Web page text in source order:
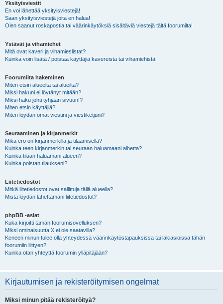
Yksityisviestit
En voi lähettää yksityisviestejä!
Saan yksityisviestejä joita en halua!
Olen saanut roskapostia tai väärinkäytöksiä sisältäviä viestejä tältä foorumilta!
Ystävät ja vihamiehet
Mitä ovat kaveri ja vihamieslistat?
Kuinka voin lisätä / poistaa käyttäjiä kavereista tai vihamiehistä
Foorumilta hakeminen
Miten etsin alueelta tai alueilta?
Miksi hakuni ei löytänyt mitään?
Miksi haku johti tyhjään sivuun!?
Miten etsin käyttäjiä?
Miten löydän omat viestini ja viestiketjuni?
Seuraaminen ja kirjanmerkit
Mikä ero on kirjanmerkillä ja tilaamisella?
Kuinka teen kirjanmerkin tai seuraan haluamaani aihetta?
Kuinka tilaan haluamani alueen?
Kuinka poistan tilaukseni?
Liitetiedostot
Mitkä liitetiedostot ovat sallittuja tällä alueella?
Mistä löydän lähettämäni liitetiedostot?
phpBB -asiat
Kuka kirjoitti tämän foorumisovelluksen?
Miksi ominaisuutta X ei ole saatavilla?
Keneen minun tulee olla yhteydessä väärinkäytöstapauksissa tai lakiasioissa tähän
foorumiin liittyen?
Kuinka otan yhteyttä foorumin ylläpitäjään?
Kirjautumisen ja rekisteröitymisen ongelmat
Miksi minun pitää rekisteröityä?